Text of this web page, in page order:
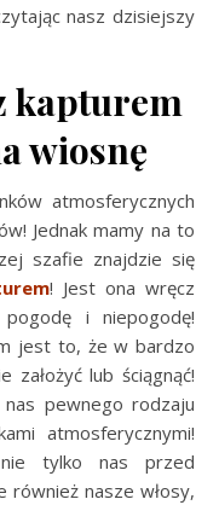
nasz dzisiejszy
kapturem
wiosnę
atmosferycznych
Jednak mamy na to
szafie znajdzie się
! Jest ona wręcz
i niepogodę!
jest to, że w bardzo
lub ściągnąć!
pewnego rodzaju
atmosferycznymi!
tylko nas przed
również nasze włosy,